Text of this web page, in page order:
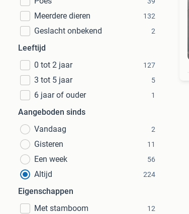
Meerdere dieren 132
Geslacht onbekend 2
Leeftijd
0 tot 2 jaar
127
3 tot 5 jaar 5
6 jaar of ouder 1
Aangeboden sinds
Vandaag
2
Gisteren 11
Een week 56
Altijd 224
Eigenschappen
Met stamboom
12